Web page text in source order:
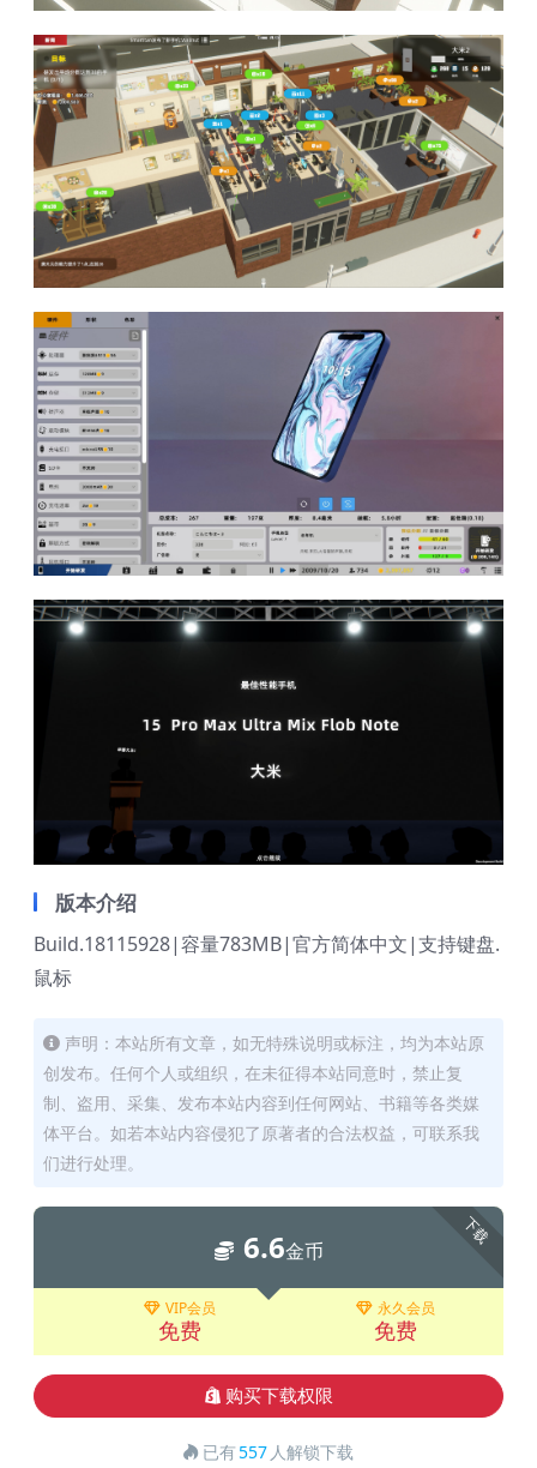
版本介绍
Build.18115928|容量783MB|官方简体中文|支持键盘.
鼠标
声明：本站所有文章，如无特殊说明或标注，均为本站原
创发布。任何个人或组织，在未征得本站同意时，禁止复
制、盗用、采集、发布本站内容到任何网站、书籍等各类媒
体平台。如若本站内容侵犯了原著者的合法权益，可联系我
们进行处理。
下载
6.6金币
VIP会员
免费
永久会员
免费
购买下载权限
已有557 人解锁下载